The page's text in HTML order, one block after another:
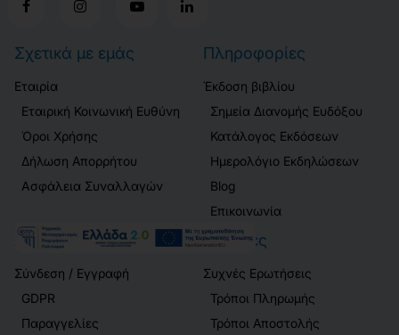
Σχετικά με εμάς
Εταιρία
Εταιρική Κοινωνική Ευθύνη
Όροι Χρήσης
Δήλωση Απορρήτου
Ασφάλεια Συναλλαγών
Πληροφορίες
Έκδοση βιβλίου
Σημεία Διανομής Ευδόξου
Κατάλογος Εκδόσεων
Ημερολόγιο Εκδηλώσεων
Blog
Επικοινωνία
Λογαριασμός
Σύνδεση / Εγγραφή
GDPR
Παραγγελίες
Πελάτες
Συχνές Ερωτήσεις
Τρόποι Πληρωμής
Τρόποι Αποστολής